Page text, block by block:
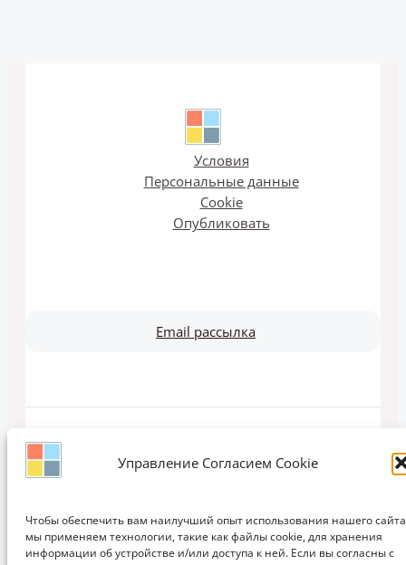
Управление Согласием Cookie
Чтобы обеспечить вам наилучший опыт использования нашего
мы применяем технологии, такие как файлы cookie, для хранения
информации об устройстве и/или доступа к ней. Если вы согласны с
Условия
Персональные данные
Cookie
Опубликовать
Email рассылка
Copyright © 2011-2026 ЗАПИСКИ ДИЗАЙНЕРА | Дизайн, Интерьеры,
Кухни, Мебель, Идеи, Мода, Проектирование, Обучение